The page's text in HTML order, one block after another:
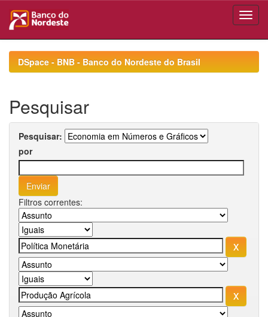
navigationDSpace - BNB - Banco do Nordeste do Brasil
Pesquisar
Pesquisar:
por
Filtros correntes: